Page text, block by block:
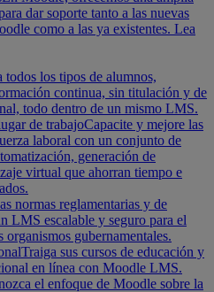
dar soporte tanto a las nuevas
como a las ya existentes. Lea
todos los tipos de alumnos,
continua, sin titulación y de
todo dentro de un mismo LMS.
de trabajoCapacite y mejore las
laboral con un conjunto de
generación de
virtual que ahorran tiempo e
normas reglamentarias y de
LMS escalable y seguro para el
gubernamentales.
Traiga sus cursos de educación y
en línea con Moodle LMS.
el enfoque de Moodle sobre la